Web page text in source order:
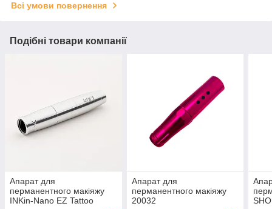
Всі умови повернення
Подібні товари компанії
Апарат для
перманентного макіяжу
INKin-Nano EZ Tattoo
Апарат для
перманентного макіяжу
20032